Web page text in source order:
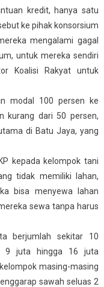
kredit, hanya satu
ke pihak konsorsium
mengalami gagal
untuk mereka sendiri
Koalisi Rakyat untuk
modal 100 persen ke
kurang dari 50 persen,
di Batu Jaya, yang
kepada kelompok tani
tidak memiliki lahan,
bisa menyewa lahan
sewa tanpa harus
berjumlah sekitar 10
9 juta hingga 16 juta
masing-masing
sawah seluas 2